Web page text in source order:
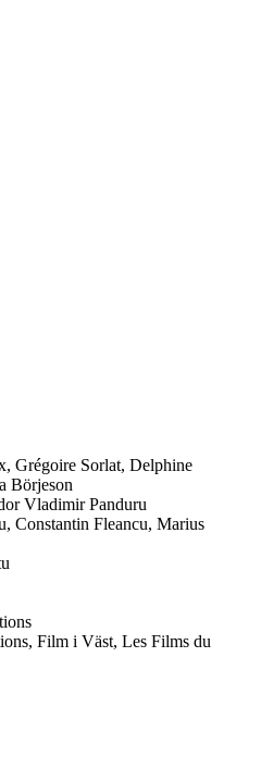
Grégoire Sorlat, Delphine
Börjeson
Vladimir Panduru
Constantin Fleancu, Marius
Film i Väst, Les Films du